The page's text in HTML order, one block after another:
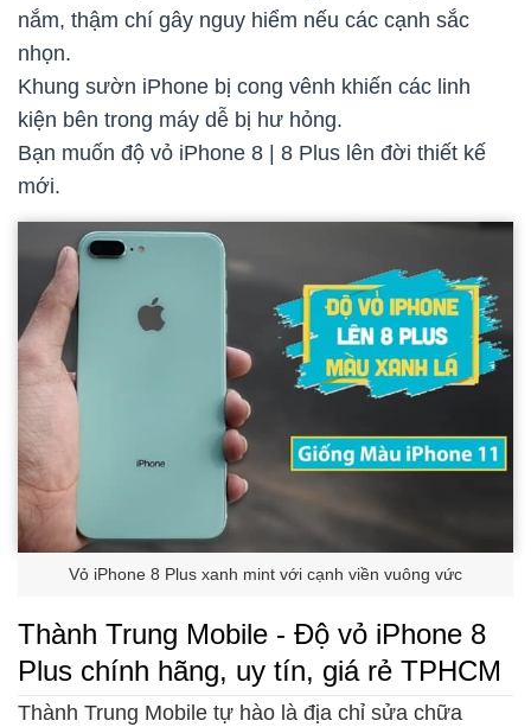
nắm, thậm chí gây nguy hiểm nếu các cạnh sắc
nhọn.
Khung sườn iPhone bị cong vênh khiến các linh
kiện bên trong máy dễ bị hư hỏng.
Bạn muốn độ vỏ iPhone 8 | 8 Plus lên đời thiết kế
mới.
Vỏ iPhone 8 Plus xanh mint với cạnh viền vuông vức
Thành Trung Mobile - Độ vỏ iPhone 8
Plus chính hãng, uy tín, giá rẻ TPHCM
Thành Trung Mobile tự hào là địa chỉ sửa chữa